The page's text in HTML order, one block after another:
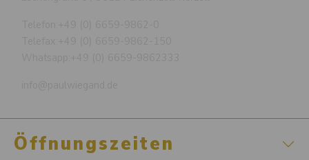
Öffnungszeiten